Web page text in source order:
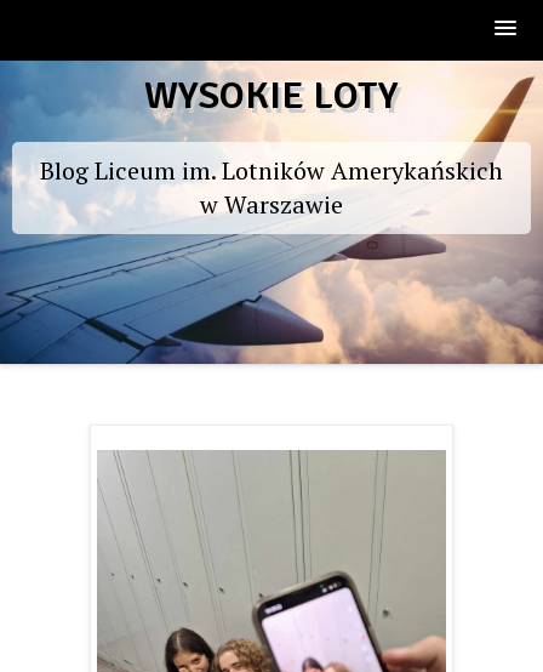
to
WYSOKIE LOTY
Blog Liceum im. Lotników Amerykańskich
w Warszawie